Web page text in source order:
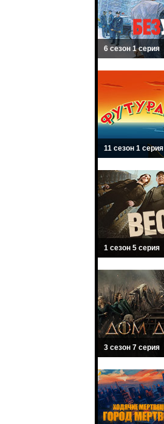
6 сезон 1 серия
11 сезон 1 серия
1 сезон 5 серия
3 сезон 7 серия